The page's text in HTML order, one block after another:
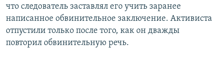
что следователь заставлял его учить заранее
написанное обвинительное заключение. Активиста
отпустили только после того, как он дважды
повторил обвинительную речь.